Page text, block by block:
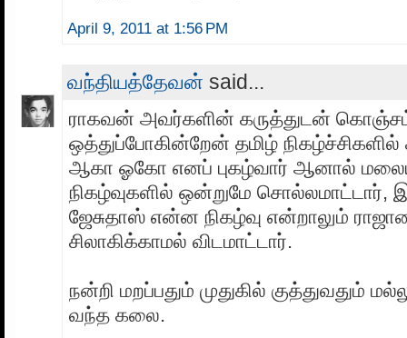
April 9, 2011 at 1:56 PM
வந்தியத்தேவன் said...
ராகவன் அவர்களின் கருத்துடன்
ஒத்துப்போகின்றேன் தமிழ் நிகழ்ச்சிகளில்
ஆகா ஓகோ எனப் புகழ்வார் ஆனால்
நிகழ்வுகளில் ஒன்றுமே சொல்லமாட்டார்,
ஜேசுதாஸ் என்ன நிகழ்வு என்றாலும்
சிலாகிக்காமல் விடமாட்டார்.
நன்றி மறப்பதும் முதுகில் குத்துவதும்
வந்த கலை.